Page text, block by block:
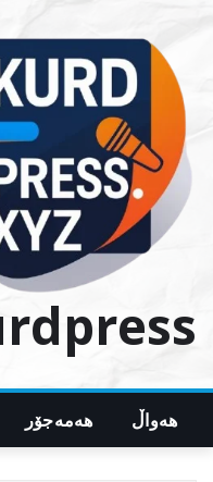
content
هەواڵ هەمەجۆر